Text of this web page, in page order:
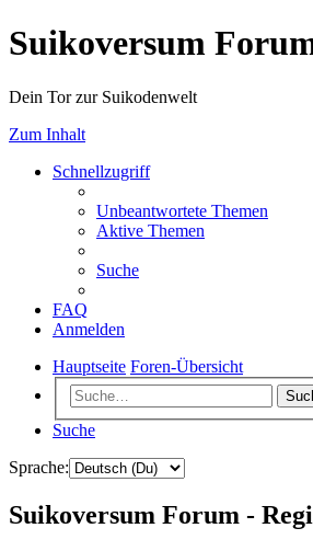
Suikoversum
Dein Tor zur Suikodenwelt
Zum Inhalt
Schnellzugriff
Unbeantwortete Themen
Aktive Themen
Suche
FAQ
Anmelden
Hauptseite Foren-Übersicht
Suche
Sprache:
Suikoversum Forum -